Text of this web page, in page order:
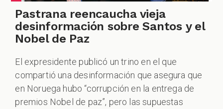
Pastrana reencaucha vieja
desinformación sobre Santos y el
Nobel de Paz
El expresidente publicó un trino en el que
compartió una desinformación que asegura que
en Noruega hubo “corrupción en la entrega de
premios Nobel de paz”, pero las supuestas